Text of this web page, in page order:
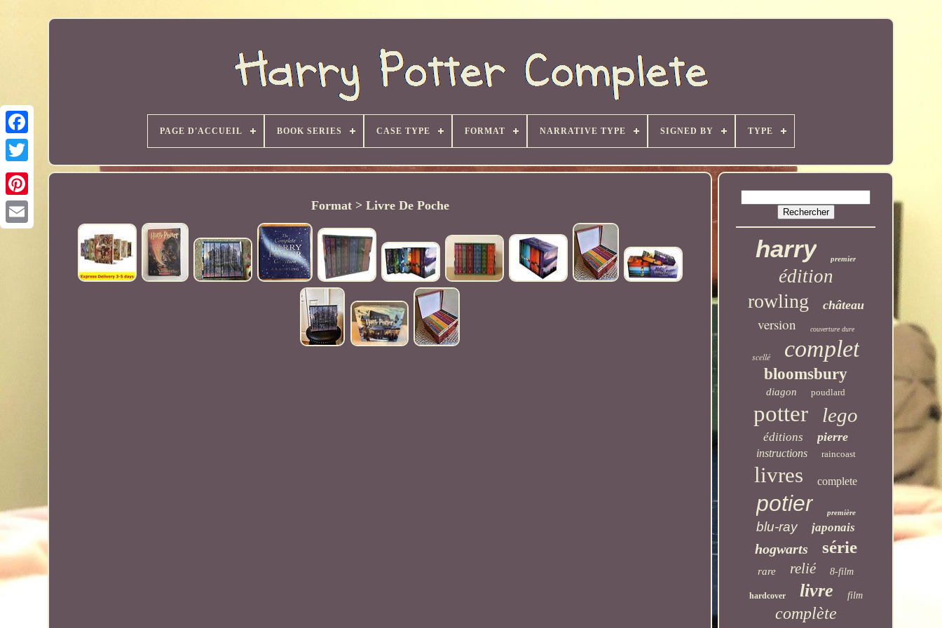
PAGE D'ACCUEIL BOOK SERIES CASE TYPE FORMAT NARRATIVE TYPE SIGNED BY TYPE
Format > Livre De Poche
harry premier
édition
rowling château
version couverture dure
scellé complet
bloomsbury
diagon poudlard
potter lego
éditions pierre
instructions raincoast
livres complete
potier première
blu-ray japonais
hogwarts série
rare relié 8-film
hardcover livre film
complète